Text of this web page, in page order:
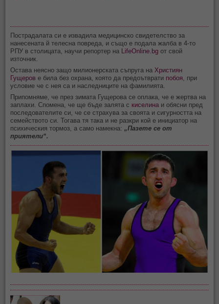
Пострадалата си е извадила медицинско свидетелство за
нанесената й телесна повреда, и също е подала жалба в 4-то
РПУ в столицата, научи репортер на
LifeOnline.bg от свой
източник.
Остава неясно защо милионерската съпруга на Християн
Гущеров е била без охрана, която да предоътврати побоя , при
условие че с нея са и наследниците на фамилията.
Припомняме, че през зимата Гущерова се оплака, че е жертва на
заплахи. Спомена, че ще бъде залята с киселина и обясни пред
последователите си, че се страхува за своята и сигурността на
семейството си. Тогава тя така и не разкри кой е инициатор на
психическия тормоз, а само намекна:„Пазете се от
приятели“.